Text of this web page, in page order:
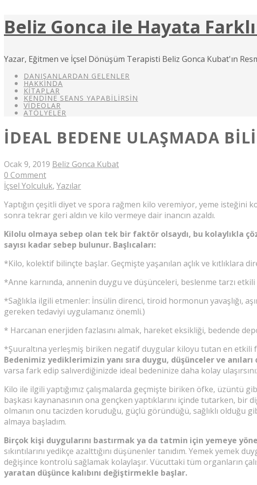
Beliz Gonca ile Hayata
Yazar, Eğitmen ve İçsel Dönüşüm Terapisti Beliz Gonca Kubat'ın
DANIŞANLARDAN GELENLER
HAKKINDA
KITAPLAR
KENDINE SEANS YAPABILIRSIN
VIDEOLAR
ATÖLYELER
İDEAL BEDENE ULAŞMADA
Ocak 9, 2019 Beliz Gonca Kubat
0 Comment
İçsel Yolculuk, Yazılar
Yaptığın çeşitli diyet ve spora rağmen kilo veremiyor, yeme isteğini
sonra tekrar geri aldın ve kilo vermeye dair inancın azaldı.
Kilolu olmaya sebep olan tek bir faktör olsaydı, bu kolaylıkla
sayısı kadar sebep bulunur. Başlıcaları:
*Kilo, kolektif bilinçte başlar. Geçmişte yaşanılan açlık ve
*Anne karnında, annenin duygu ve düşünceleri, beslenme tarzı
*Sağlıkla ilgili etmenler: İnsülin direnci, tiroid hormonun yavaşlığı,
gereken tedaviyi uygulamanız önemli.)
* Harcanan enerjiden fazlasını almak, hareket eksikliği, bedende
*Şuuraltına yerleşmiş biriken negatif duygular kiloyu tutan en etkili
Bedenimiz yediklerimizin yanı sıra duygu, düşünceler ve anıları
varsa fark edip salıverdiğinizde ideal bedeninize daha kolay
Kilo ile ilgili yaptığımız çalışmalarda geçmişte biriken öfke, üzüntü
başkası kaynanasının ona gençken yaptıklarını içinde tutarken,
olmanın onu tacizden koruduğu, güçlü göründüğü, sağlıklı olduğu
almaya başladım.
Birçok kişi duygularını bastırmak ya da tatmin için yemeye
sıkıntılarını yedikçe azalttığını düşünenler tanıdım. Yemek
değişince kontrolü sağlamak kolaylaşır. Vücuttaki tüm organların
yaratan düşünce kalıbını değiştirmekle başlar.